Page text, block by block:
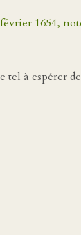
1654,
tel à espérer